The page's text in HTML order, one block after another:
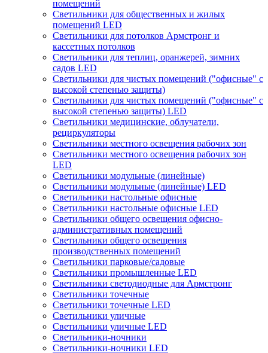
помещений
Светильники для общественных и жилых
помещений LED
Светильники для потолков Армстронг и
кассетных потолков
Светильники для теплиц, оранжерей, зимних
садов LED
Светильники для чистых помещений ("офисные" с
высокой степенью защиты)
Светильники для чистых помещений ("офисные" с
высокой степенью защиты) LED
Светильники медицинские, облучатели,
рециркуляторы
Светильники местного освещения рабочих зон
Светильники местного освещения рабочих зон
LED
Светильники модульные (линейные)
Светильники модульные (линейные) LED
Светильники настольные офисные
Светильники настольные офисные LED
Светильники общего освещения офисно-
административных помещений
Светильники общего освещения
производственных помещений
Светильники парковые/садовые
Светильники промышленные LED
Светильники светодиодные для Армстронг
Светильники точечные
Светильники точечные LED
Светильники уличные
Светильники уличные LED
Светильники-ночники
Светильники-ночники LED